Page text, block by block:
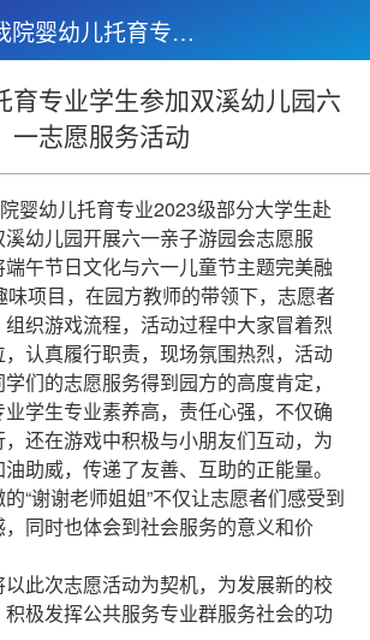
我院婴幼儿托育专业学生参加双溪幼儿园六一志愿服务活动
育专业学生参加双溪幼儿园六
一志愿服务活动
婴幼儿托育专业2023级部分大学生赴
幼儿园开展六一亲子游园会志愿服
午节日文化与六一儿童节主题完美融
味项目，在园方教师的带领下，志愿者
织游戏流程，活动过程中大家冒着烈
认真履行职责，现场氛围热烈，活动
们的志愿服务得到园方的高度肯定，
学生专业素养高，责任心强，不仅确
还在游戏中积极与小朋友们互动，为
助威，传递了友善、互助的正能量。
“谢谢老师姐姐”不仅让志愿者们感受到
同时也体会到社会服务的意义和价
此次志愿活动为契机，为发展新的校
极发挥公共服务专业群服务社会的功